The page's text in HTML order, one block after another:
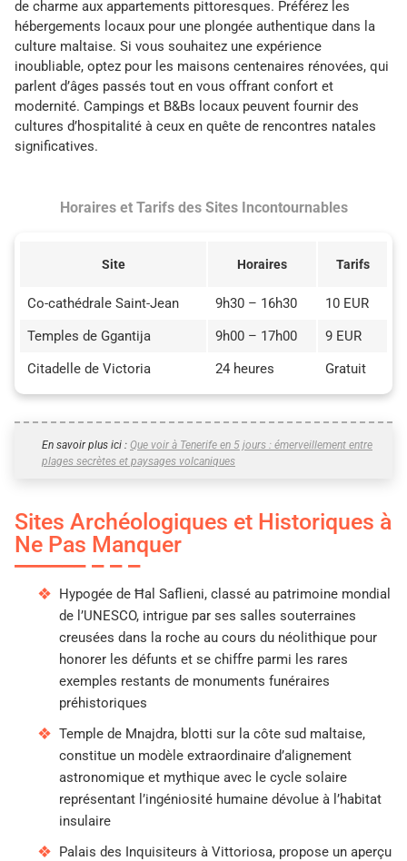
de charme aux appartements pittoresques. Préférez les
hébergements locaux pour une plongée authentique dans la
culture maltaise. Si vous souhaitez une expérience
inoubliable, optez pour les maisons centenaires rénovées, qui
parlent d’âges passés tout en vous offrant confort et
modernité. Campings et B&Bs locaux peuvent fournir des
cultures d’hospitalité à ceux en quête de rencontres natales
significatives.
Horaires et Tarifs des Sites Incontournables
Site Horaires Tarifs
Co-cathédrale Saint-Jean 9h30 – 16h30
10 EUR
Temples de Ggantija
9h00 – 17h00
9 EUR
Citadelle de Victoria
24 heures Gratuit
En savoir plus ici : Que voir à Tenerife en 5 jours : émerveillement entre
plages secrètes et paysages volcaniques
Sites Archéologiques et Historiques à
Ne Pas Manquer
Hypogée de Ħal Saflieni, classé au patrimoine mondial
de l’UNESCO, intrigue par ses salles souterraines
creusées dans la roche au cours du néolithique pour
honorer les défunts et se chiffre parmi les rares
exemples restants de monuments funéraires
préhistoriques
Temple de Mnajdra, blotti sur la côte sud maltaise,
constitue un modèle extraordinaire d’alignement
astronomique et mythique avec le cycle solaire
représentant l’ingéniosité humaine dévolue à l’habitat
insulaire
Palais des Inquisiteurs à Vittoriosa, propose un aperçu